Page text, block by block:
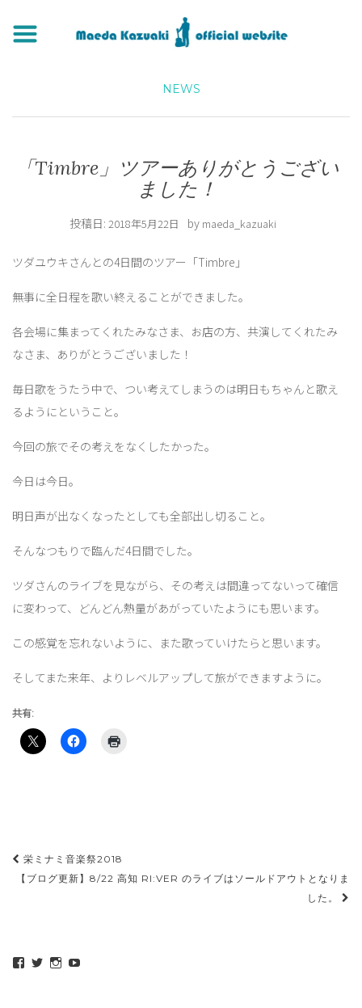
NEWS
「Timbre」ツアーありがとうござい
ました！
投稿日: 2018年5月22日 by maeda_kazuaki
ツダユウキさんとの4日間のツアー「Timbre」
無事に全日程を歌い終えることができました。
各会場に集まってくれたみなさま、お店の方、共演してくれたみ
なさま、ありがとうございました！
毎日歌をうたう中で、つい考えてしまうのは明日もちゃんと歌え
るようにということ。
今回の旅でその考えをなくしたかった。
今日は今日。
明日声が出なくなったとしても全部出し切ること。
そんなつもりで臨んだ4日間でした。
ツダさんのライブを見ながら、その考えは間違ってないって確信
に変わって、どんどん熱量があがっていたようにも思います。
この感覚を忘れないように、また歌っていけたらと思います。
そしてまた来年、よりレベルアップして旅ができますように。
共有:
投
稿
ゲ
栄ミナミ音楽祭2018
【ブログ更新】8/22 高知 RI:VER のライブはソールドアウトとなりま
した。
maeda_kazuaki@me.com
maedakazuaki
さ
maede_kazuaki